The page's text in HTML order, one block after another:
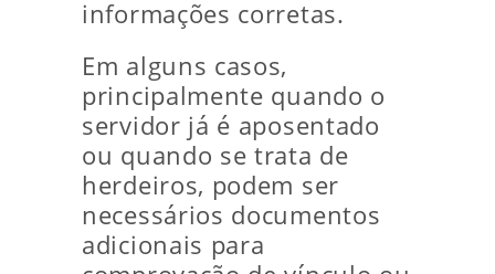
informações corretas.
Em alguns casos,
principalmente quando o
servidor já é aposentado
ou quando se trata de
herdeiros, podem ser
necessários documentos
adicionais para